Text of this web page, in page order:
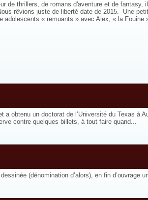
thrillers, de romans d'aventure et de fantasy,
rêvions juste de liberté date de 2015. Une
adolescents « remuants » avec Alex, « la
obtenu un doctorat de l’Université du Texas à
contre quelques billets, à tout faire quand...
(dénomination d’alors), en fin d’ouvrage